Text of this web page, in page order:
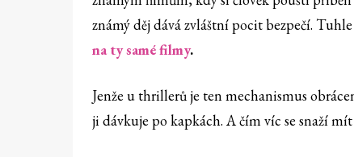
známý děj dává zvláštní pocit bezpečí.
na ty samé filmy.
Jenže u thrillerů je ten mechanismus
ji dávkuje po kapkách. A čím víc se snaží